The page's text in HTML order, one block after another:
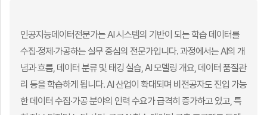
인공지능데이터전문가는 AI 시스템의 기반이 되는 학습 데이터를
수집·정제·가공하는 실무 중심의 전문가입니다. 과정에서는 AI의 개
념과 흐름, 데이터 분류 및 태깅 실습, AI 모델링 개요, 데이터 품질관
리 등을 학습하게 됩니다. AI 산업이 확대되며 비전공자도 진입 가능
한 데이터 수집·가공 분야의 인력 수요가 급격히 증가하고 있고, 특